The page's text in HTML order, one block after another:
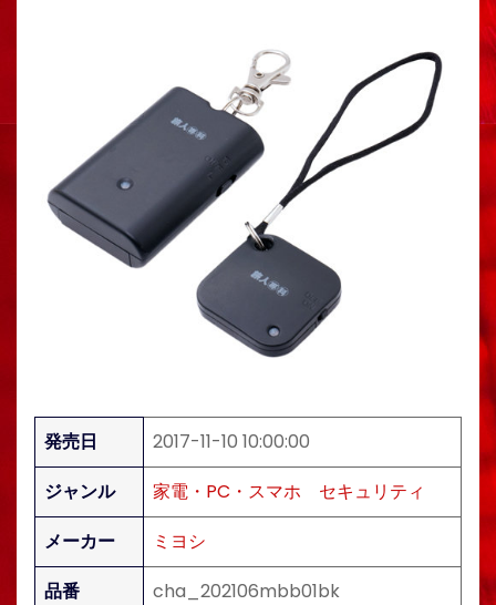
発売日
2017-11-10 10:00:00
ジャンル
家電・PC・スマホ
セキュリティ
メーカー
ミヨシ
品番
cha_202106mbb01bk